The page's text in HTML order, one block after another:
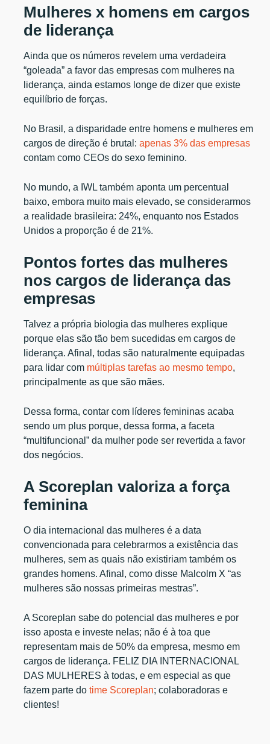
Mulheres x homens em cargos
de liderança
Ainda que os números revelem uma verdadeira
“goleada” a favor das empresas com mulheres na
liderança, ainda estamos longe de dizer que existe
equilíbrio de forças.
No Brasil, a disparidade entre homens e mulheres em
cargos de direção é brutal:apenas 3% das empresas
contam como CEOs do sexo feminino.
No mundo, a IWL também aponta um percentual
baixo, embora muito mais elevado, se considerarmos
a realidade brasileira: 24%, enquanto nos Estados
Unidos a proporção é de 21%.
Pontos fortes das mulheres
nos cargos de liderança das
empresas
Talvez a própria biologia das mulheres explique
porque elas são tão bem sucedidas em cargos de
liderança. Afinal, todas são naturalmente equipadas
para lidar com múltiplas tarefas ao mesmo tempo,
principalmente as que são mães.
Dessa forma, contar com líderes femininas acaba
sendo um plus porque, dessa forma, a faceta
“multifuncional” da mulher pode ser revertida a favor
dos negócios.
A Scoreplan valoriza a força
feminina
O dia internacional das mulheres é a data
convencionada para celebrarmos a existência das
mulheres, sem as quais não existiriam também os
grandes homens. Afinal, como disse Malcolm X “as
mulheres são nossas primeiras mestras”.
A Scoreplan sabe do potencial das mulheres e por
isso aposta e investe nelas; não é à toa que
representam mais de 50% da empresa, mesmo em
cargos de liderança. FELIZ DIA INTERNACIONAL
DAS MULHERES à todas, e em especial as que
fazem parte dotime Scoreplan; colaboradoras e
clientes!